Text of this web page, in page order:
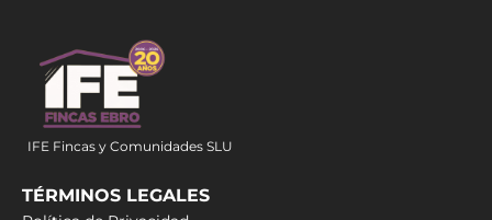
IFE Fincas y Comunidades SLU
TÉRMINOS LEGALES